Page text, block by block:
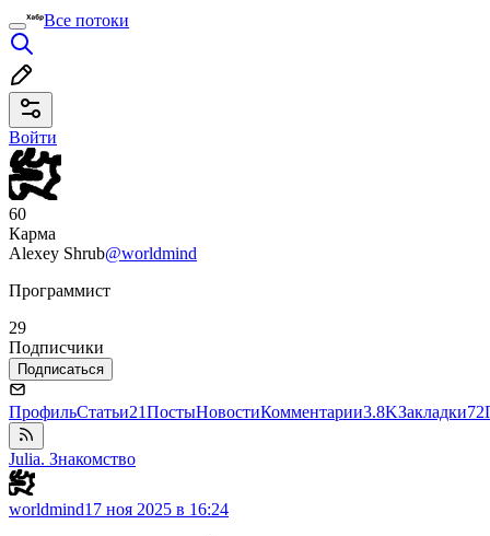
Все потоки
Войти
60
Карма
Alexey Shrub@worldmind
Программист
29
Подписчики
Подписаться
ПрофильСтатьи21ПостыНовостиКомментарии3.8KЗакладки72
Julia. Знакомство
worldmind17 ноя 2025 в 16:24